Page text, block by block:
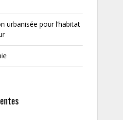
urbanisée pour l’habitat